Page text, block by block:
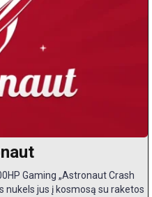
Gaming „Astronaut Crash
nukels jus į kosmosą su raketos